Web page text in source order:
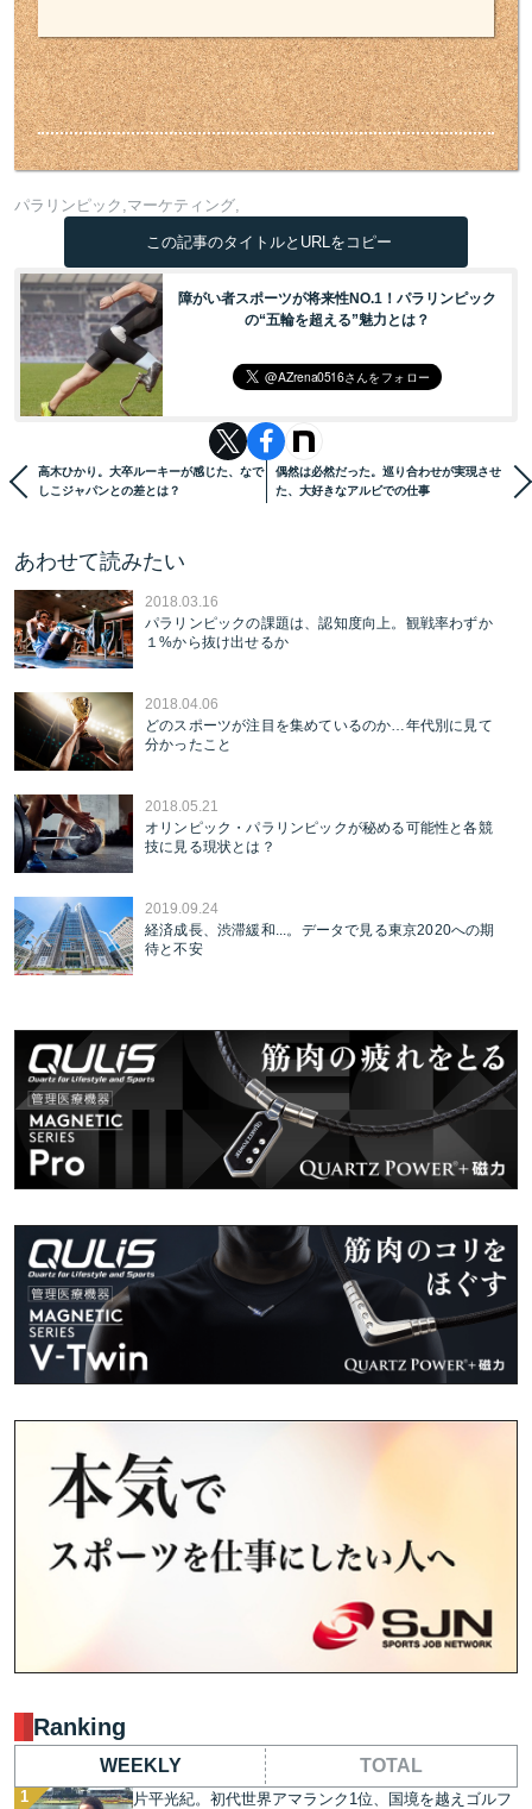
パラリンピック マーケティング
この記事のタイトルとURLをコピー
障がい者スポーツが将来性NO.1！パラリンピック
の“五輪を超える”魅力とは？
高木ひかり。大卒ルーキーが感じた、なで
しこジャパンとの差とは？
偶然は必然だった。巡り合わせが実現させ
た、大好きなアルビでの仕事
あわせて読みたい
2018.03.16
パラリンピックの課題は、認知度向上。観戦率わずか
１%から抜け出せるか
2018.04.06
どのスポーツが注目を集めているのか…年代別に見て
分かったこと
2018.05.21
オリンピック・パラリンピックが秘める可能性と各競
技に見る現状とは？
2019.09.24
経済成長、渋滞緩和...。データで見る東京2020への期
待と不安
Ranking
WEEKLY TOTAL
片平光紀。初代世界アマランク1位、国境を越えゴルフ